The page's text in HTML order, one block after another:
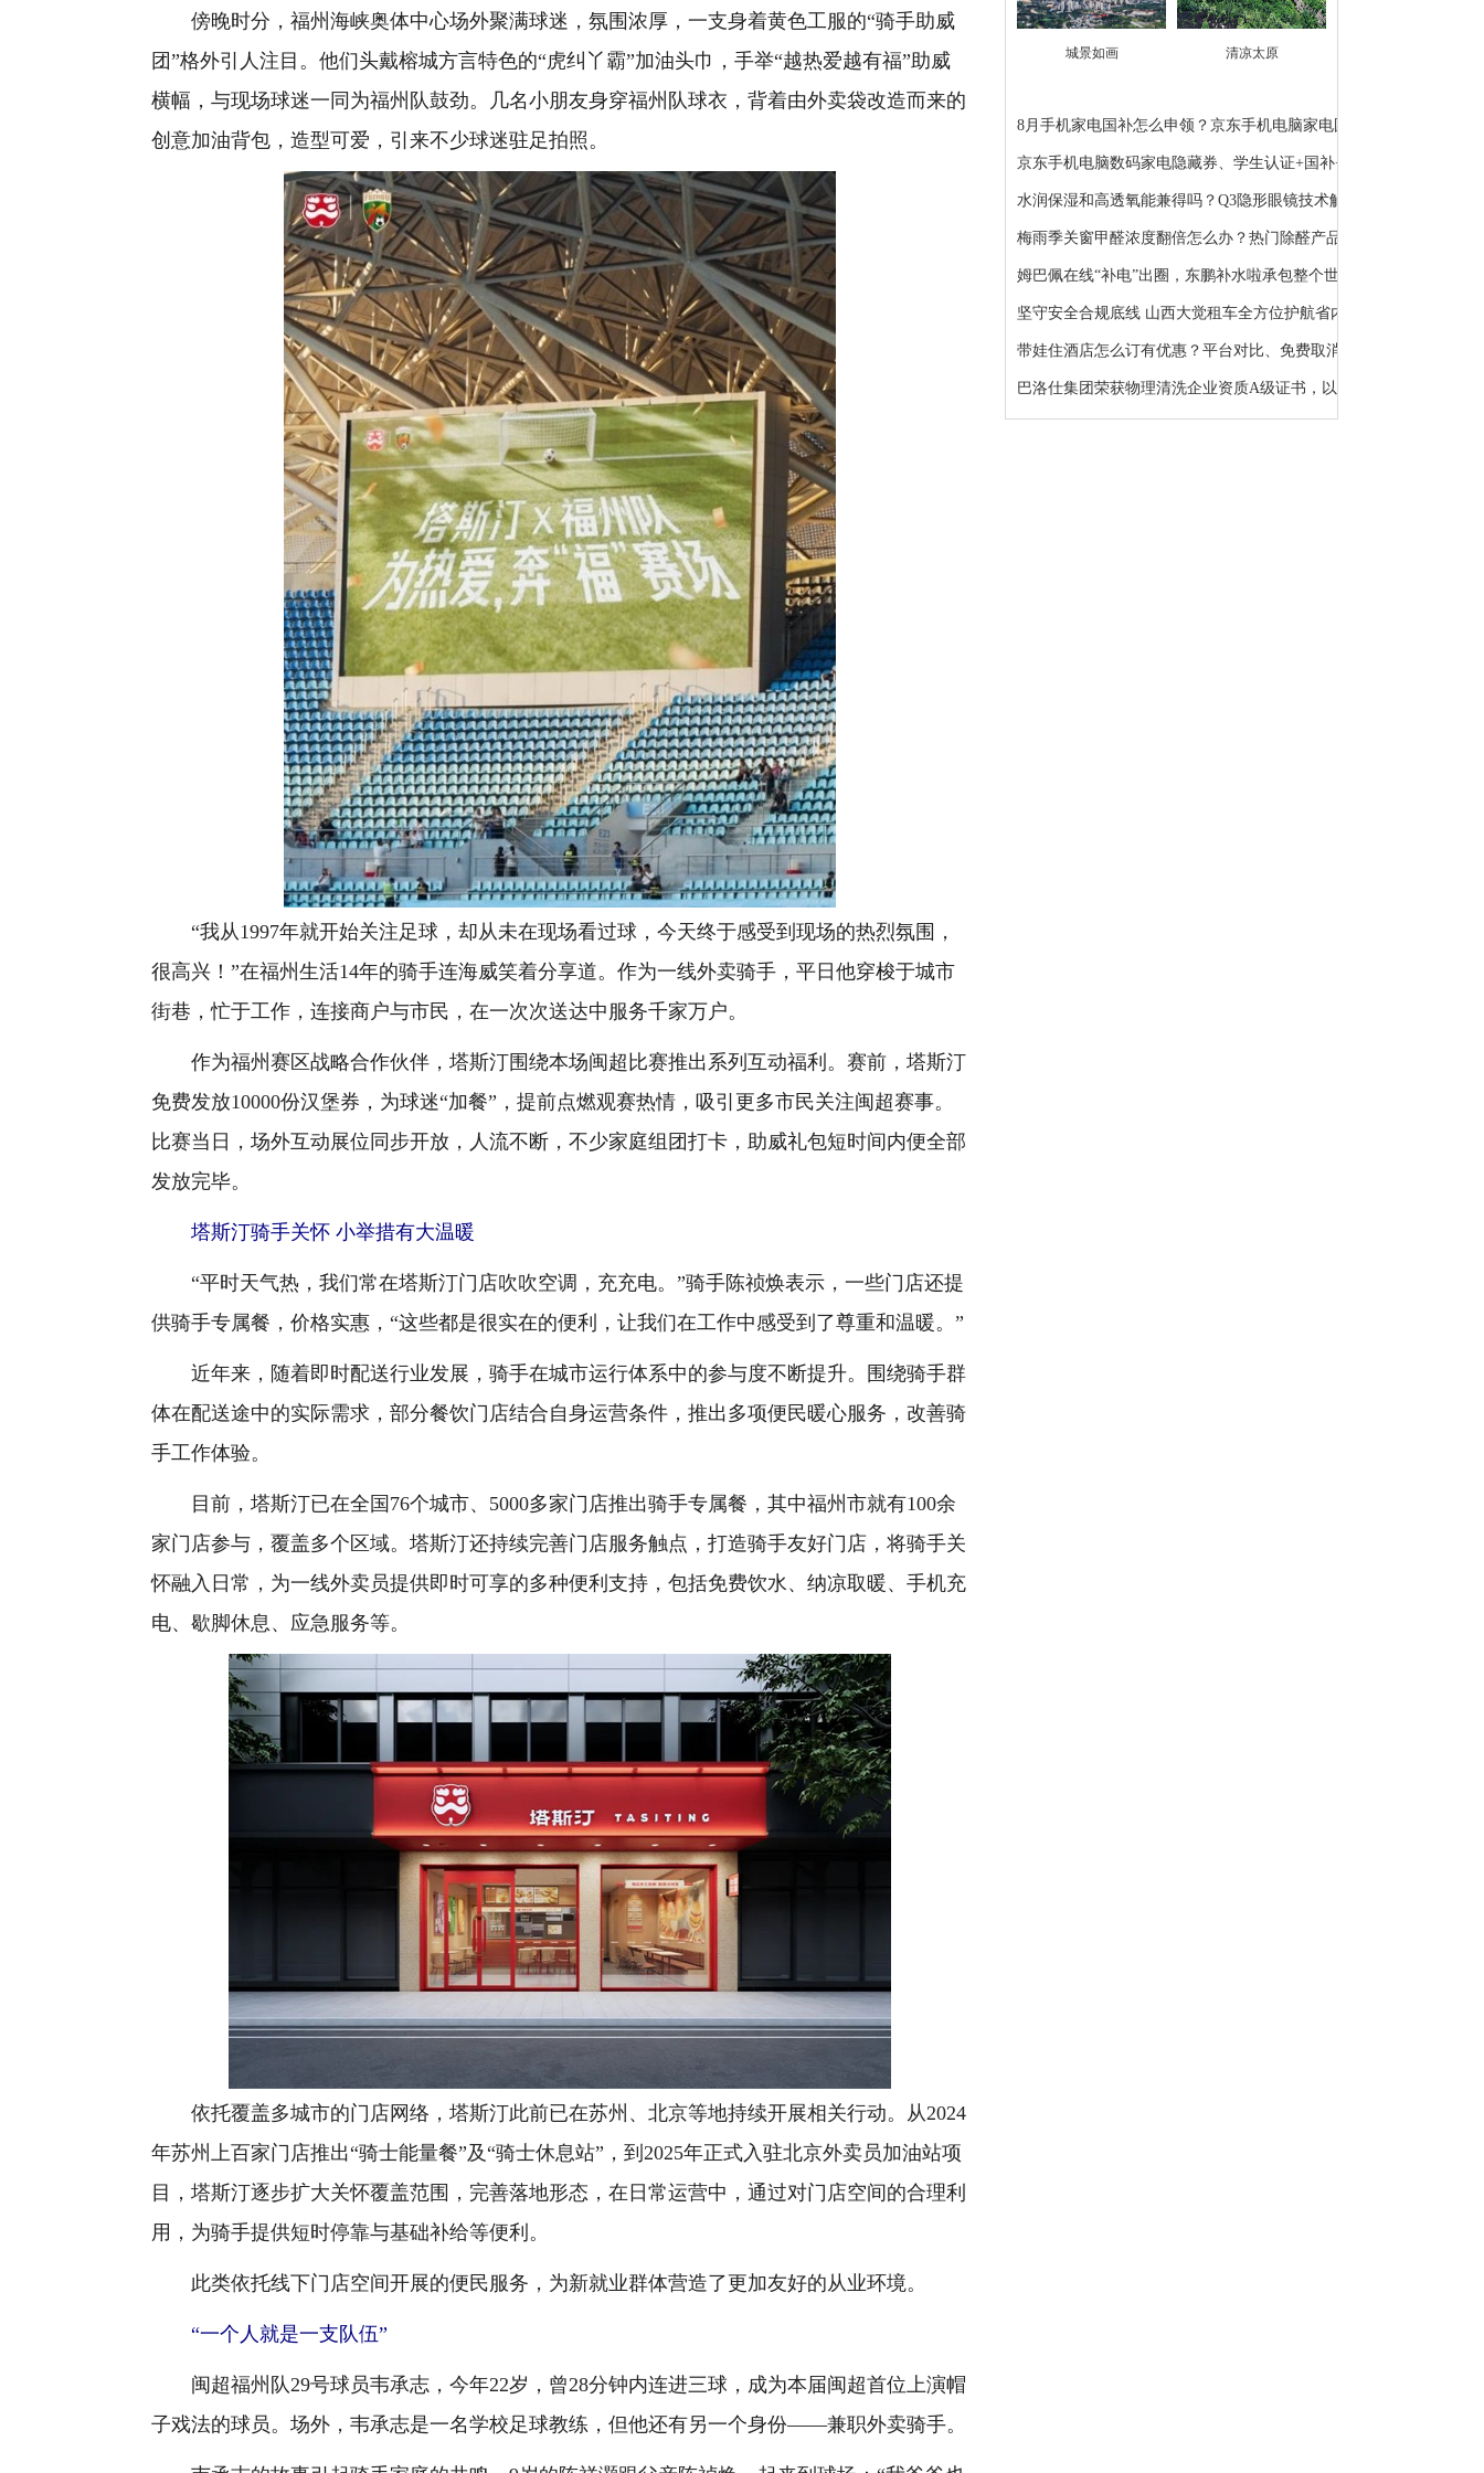
傍晚时分，福州海峡奥体中心场外聚满球迷，氛围浓厚，一支身着黄色工服的“骑手助威
团”格外引人注目。他们头戴榕城方言特色的“虎纠丫霸”加油头巾，手举“越热爱越有福”助威
横幅，与现场球迷一同为福州队鼓劲。几名小朋友身穿福州队球衣，背着由外卖袋改造而来的
创意加油背包，造型可爱，引来不少球迷驻足拍照。
“我从1997年就开始关注足球，却从未在现场看过球，今天终于感受到现场的热烈氛围，
很高兴！”在福州生活14年的骑手连海威笑着分享道。作为一线外卖骑手，平日他穿梭于城市
街巷，忙于工作，连接商户与市民，在一次次送达中服务千家万户。
作为福州赛区战略合作伙伴，塔斯汀围绕本场闽超比赛推出系列互动福利。赛前，塔斯汀
免费发放10000份汉堡券，为球迷“加餐”，提前点燃观赛热情，吸引更多市民关注闽超赛事。
比赛当日，场外互动展位同步开放，人流不断，不少家庭组团打卡，助威礼包短时间内便全部
发放完毕。
塔斯汀骑手关怀 小举措有大温暖
“平时天气热，我们常在塔斯汀门店吹吹空调，充充电。”骑手陈祯焕表示，一些门店还提
供骑手专属餐，价格实惠，“这些都是很实在的便利，让我们在工作中感受到了尊重和温暖。”
近年来，随着即时配送行业发展，骑手在城市运行体系中的参与度不断提升。围绕骑手群
体在配送途中的实际需求，部分餐饮门店结合自身运营条件，推出多项便民暖心服务，改善骑
手工作体验。
目前，塔斯汀已在全国76个城市、5000多家门店推出骑手专属餐，其中福州市就有100余
家门店参与，覆盖多个区域。塔斯汀还持续完善门店服务触点，打造骑手友好门店，将骑手关
怀融入日常，为一线外卖员提供即时可享的多种便利支持，包括免费饮水、纳凉取暖、手机充
电、歇脚休息、应急服务等。
依托覆盖多城市的门店网络，塔斯汀此前已在苏州、北京等地持续开展相关行动。从2024
年苏州上百家门店推出“骑士能量餐”及“骑士休息站”，到2025年正式入驻北京外卖员加油站项
目，塔斯汀逐步扩大关怀覆盖范围，完善落地形态，在日常运营中，通过对门店空间的合理利
用，为骑手提供短时停靠与基础补给等便利。
此类依托线下门店空间开展的便民服务，为新就业群体营造了更加友好的从业环境。
“一个人就是一支队伍”
闽超福州队29号球员韦承志，今年22岁，曾28分钟内连进三球，成为本届闽超首位上演帽
子戏法的球员。场外，韦承志是一名学校足球教练，但他还有另一个身份——兼职外卖骑手。
城景如画 清凉太原
8月手机家电国补怎么申领？京东手机电脑家电国补领...
京东手机电脑数码家电隐藏券、学生认证+国补+苹果...
水润保湿和高透氧能兼得吗？Q3隐形眼镜技术解析：...
梅雨季关窗甲醛浓度翻倍怎么办？热门除醛产品推荐
姆巴佩在线“补电”出圈，东鹏补水啦承包整个世界...
坚守安全合规底线 山西大觉租车全方位护航省内各类...
带娃住酒店怎么订有优惠？平台对比、免费取消、避...
巴洛仕集团荣获物理清洗企业资质A级证书，以顶级资...